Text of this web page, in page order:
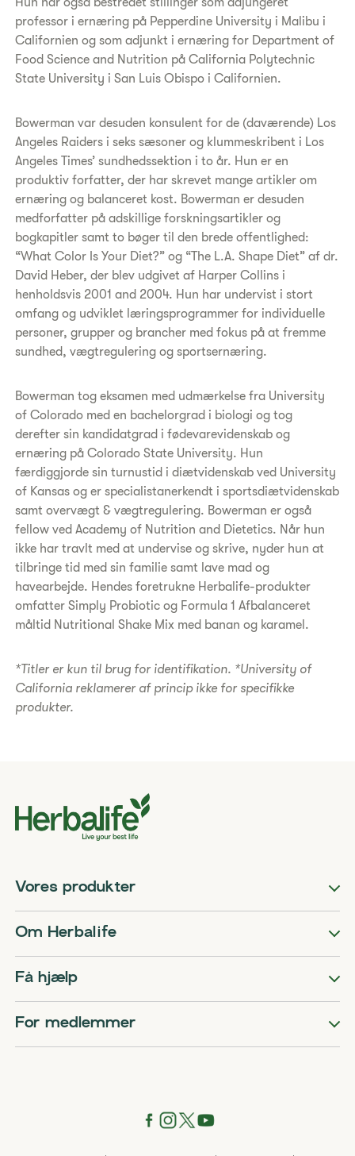
professor i ernæring på Pepperdine University i Malibu i
Californien og som adjunkt i ernæring for Department of
Food Science and Nutrition på California Polytechnic
State University i San Luis Obispo i Californien.
Bowerman var desuden konsulent for de (daværende) Los
Angeles Raiders i seks sæsoner og klummeskribent i Los
Angeles Times’ sundhedssektion i to år. Hun er en
produktiv forfatter, der har skrevet mange artikler om
ernæring og balanceret kost. Bowerman er desuden
medforfatter på adskillige forskningsartikler og
bogkapitler samt to bøger til den brede offentlighed:
“What Color Is Your Diet?” og “The L.A. Shape Diet” af dr.
David Heber, der blev udgivet af Harper Collins i
henholdsvis 2001 and 2004. Hun har undervist i stort
omfang og udviklet læringsprogrammer for individuelle
personer, grupper og brancher med fokus på at fremme
sundhed, vægtregulering og sportsernæring.
Bowerman tog eksamen med udmærkelse fra University
of Colorado med en bachelorgrad i biologi og tog
derefter sin kandidatgrad i fødevarevidenskab og
ernæring på Colorado State University. Hun
færdiggjorde sin turnustid i diætvidenskab ved University
of Kansas og er specialistanerkendt i sportsdiætvidenskab
samt overvægt & vægtregulering. Bowerman er også
fellow ved Academy of Nutrition and Dietetics. Når hun
ikke har travlt med at undervise og skrive, nyder hun at
tilbringe tid med sin familie samt lave mad og
havearbejde. Hendes foretrukne Herbalife-produkter
omfatter Simply Probiotic og Formula 1 Afbalanceret
måltid Nutritional Shake Mix med banan og karamel.
*Titler er kun til brug for identifikation. *University of
California reklamerer af princip ikke for specifikke
produkter.
Vores produkter
Om Herbalife
Få hjælp
For medlemmer